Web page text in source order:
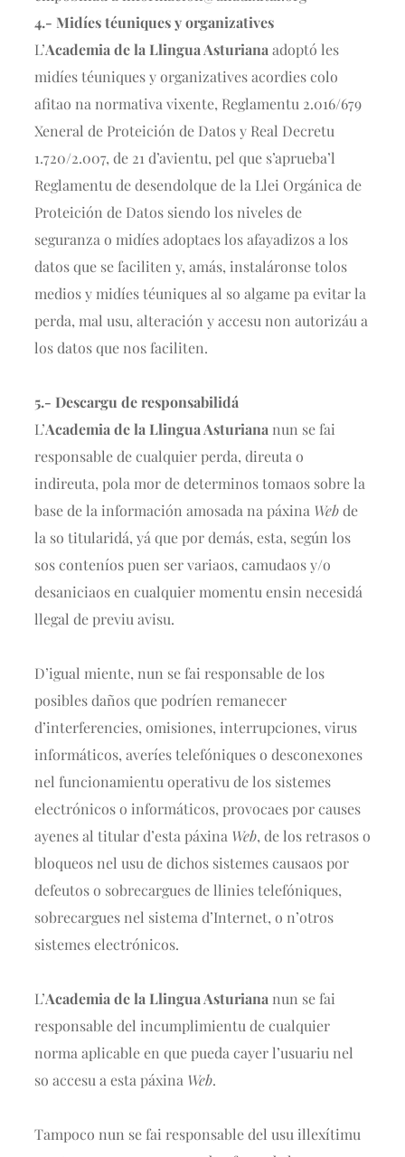
4.- Midíes téuniques y organizatives
L’Academia de la Llingua Asturiana adoptó les
midíes téuniques y organizatives acordies colo
afitao na normativa vixente, Reglamentu 2.016/679
Xeneral de Proteición de Datos y Real Decretu
1.720/2.007, de 21 d’avientu, pel que s’aprueba’l
Reglamentu de desendolque de la Llei Orgánica de
Proteición de Datos siendo los niveles de
seguranza o midíes adoptaes los afayadizos a los
datos que se faciliten y, amás, instaláronse tolos
medios y midíes téuniques al so algame pa evitar la
perda, mal usu, alteración y accesu non autorizáu a
los datos que nos faciliten.
5.- Descargu de responsabilidá
L’Academia de la Llingua Asturiana nun se fai
responsable de cualquier perda, direuta o
indireuta, pola mor de determinos tomaos sobre la
base de la información amosada na páxina Webde
la so titularidá, yá que por demás, esta, según los
sos conteníos puen ser variaos, camudaos y/o
desaniciaos en cualquier momentu ensin necesidá
llegal de previu avisu.
D’igual miente, nun se fai responsable de los
posibles daños que podríen remanecer
d’interferencies, omisiones, interrupciones, virus
informáticos, averíes telefóniques o desconexones
nel funcionamientu operativu de los sistemes
electrónicos o informáticos, provocaes por causes
ayenes al titular d’esta páxina Web, de los retrasos o
bloqueos nel usu de dichos sistemes causaos por
defeutos o sobrecargues de llinies telefóniques,
sobrecargues nel sistema d’Internet, o n’otros
sistemes electrónicos.
L’Academia de la Llingua Asturiana nun se fai
responsable del incumplimientu de cualquier
norma aplicable en que pueda cayer l’usuariu nel
so accesu a esta páxina Web.
Tampoco nun se fai responsable del usu illexítimu